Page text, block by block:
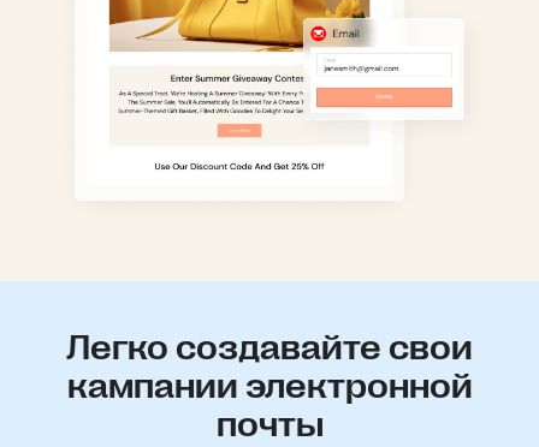
Легко создавайте свои
кампании электронной
почты